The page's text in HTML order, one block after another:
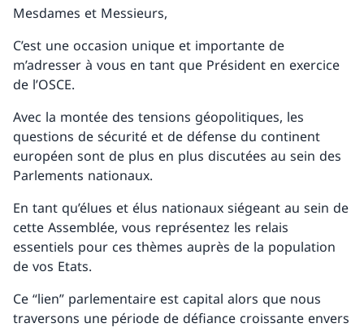
Mesdames et Messieurs,
C’est une occasion unique et importante de
m’adresser à vous en tant que Président en exercice
de l’OSCE.
Avec la montée des tensions géopolitiques, les
questions de sécurité et de défense du continent
européen sont de plus en plus discutées au sein des
Parlements nationaux.
En tant qu’élues et élus nationaux siégeant au sein de
cette Assemblée, vous représentez les relais
essentiels pour ces thèmes auprès de la population
de vos Etats.
Ce “lien” parlementaire est capital alors que nous
traversons une période de défiance croissante envers